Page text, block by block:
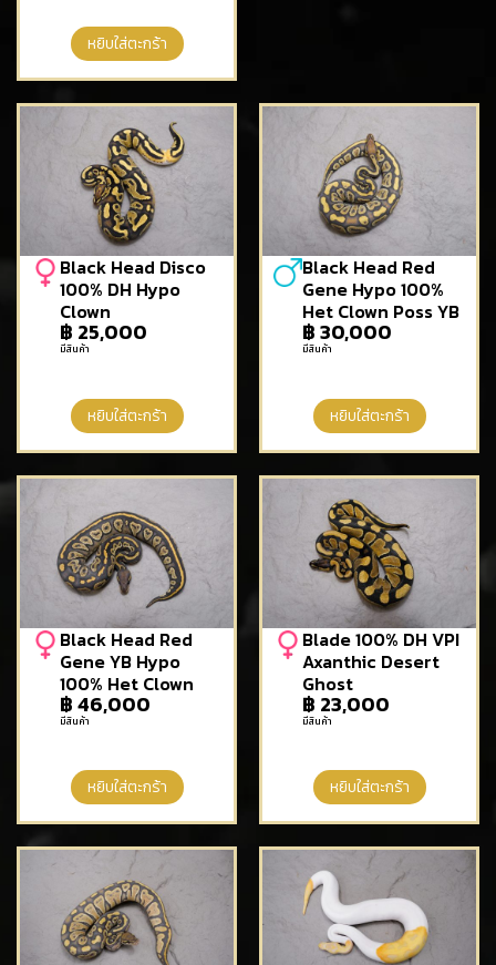
หยิบใส่ตะกร้า
Black Head Disco
100% DH Hypo
Clown
฿ 25,000
มีสินค้า
หยิบใส่ตะกร้า
Black Head Red
Gene Hypo 100%
Het Clown Poss YB
฿30,000
มีสินค้า
หยิบใส่ตะกร้า
Black Head Red
Gene YB Hypo
100% Het Clown
฿46,000
มีสินค้า
หยิบใส่ตะกร้า
Blade 100% DH VPI
Axanthic Desert
Ghost
฿ 23,000
มีสินค้า
หยิบใส่ตะกร้า